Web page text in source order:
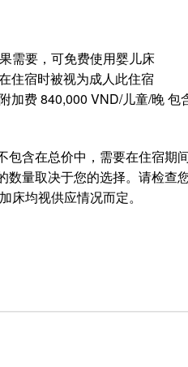
需要，可免费使用婴儿床
住宿时被视为成人此住宿
加费 840,000 VND/儿童/晚 包
含在总价中，需要在住宿期间
数量取决于您的选择。请检查
床均视供应情况而定。